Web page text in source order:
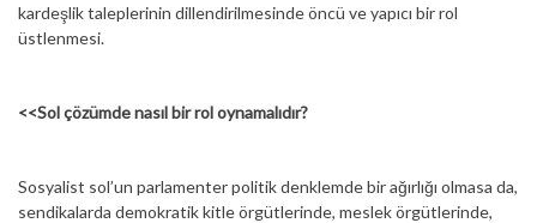
kardeşlik taleplerinin dillendirilmesinde öncü ve yapıcı bir rol
üstlenmesi.
<<Sol çözümde nasıl bir rol oynamalıdır?
Sosyalist sol’un parlamenter politik denklemde bir ağırlığı olmasa da,
sendikalarda demokratik kitle örgütlerinde, meslek örgütlerinde,